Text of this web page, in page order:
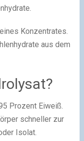
Konzentrates.
aus dem
Prozent Eiweiß.
schneller zur
Isolat.